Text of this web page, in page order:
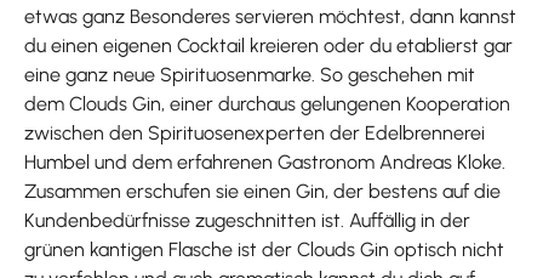
etwas ganz Besonderes servieren möchtest, dann kannst
du einen eigenen Cocktail kreieren oder du etablierst gar
eine ganz neue Spirituosenmarke. So geschehen mit
dem Clouds Gin, einer durchaus gelungenen Kooperation
zwischen den Spirituosenexperten der Edelbrennerei
Humbel und dem erfahrenen Gastronom Andreas Kloke.
Zusammen erschufen sie einen Gin, der bestens auf die
Kundenbedürfnisse zugeschnitten ist. Auffällig in der
grünen kantigen Flasche ist der Clouds Gin optisch nicht